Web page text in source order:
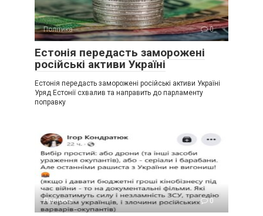
Політика 0
Естонія передасть заморожені
російські активи Україні
Естонія передасть заморожені російські активи Україні
Уряд Естонії схвалив та направить до парламенту
поправку
Політика 0